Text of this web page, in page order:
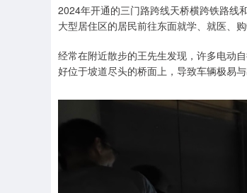
2024年开通的三门路跨线天桥横跨铁路线
大型居住区的居民前往东面就学、就医、购
经常在附近散步的王先生发现，许多电动
好位于坡道尽头的桥面上，导致车辆极易